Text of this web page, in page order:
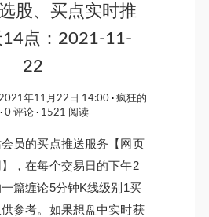
股、买点实时推
14点：2021-11-
22
年11月22日 14:00
疯狂的
0 评论 1521 阅读
员的买点推送服务【网页
，在每个交易日的下午2
篇缠论5分钟K线级别1买
参考。如果想盘中实时获